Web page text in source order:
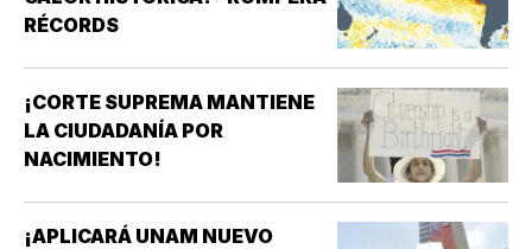
RÉCORDS
¡CORTE SUPREMA MANTIENE
LA CIUDADANÍA POR
NACIMIENTO!
¡APLICARÁ UNAM NUEVO